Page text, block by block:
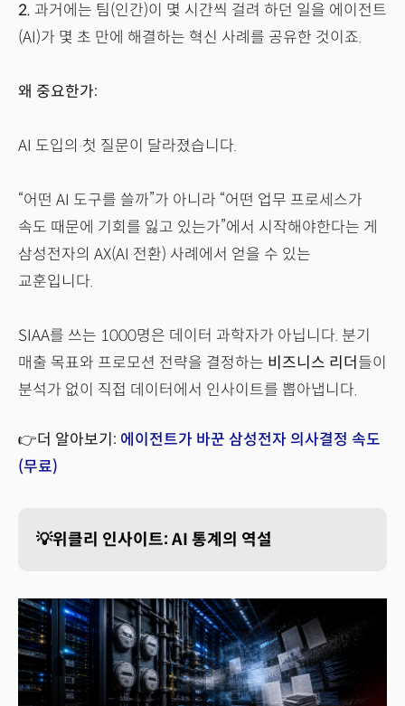
2. 과거에는 팀(인간)이 몇 시간씩 걸려 하던 일을 에이전트
(AI)가 몇 초 만에 해결하는 혁신 사례를 공유한 것이죠.
왜 중요한가:
AI 도입의 첫 질문이 달라졌습니다.
“어떤 AI 도구를 쓸까”가 아니라 “어떤 업무 프로세스가
속도 때문에 기회를 잃고 있는가”에서 시작해야한다는 게
삼성전자의 AX(AI 전환) 사례에서 얻을 수 있는
교훈입니다.
SIAA를 쓰는 1000명은 데이터 과학자가 아닙니다. 분기
매출 목표와 프로모션 전략을 결정하는 비즈니스 리더 들이
분석가 없이 직접 데이터에서 인사이트를 뽑아냅니다.
👉더 알아보기: 에이전트가 바꾼 삼성전자 의사결정 속도
(무료)
💡위클리 인사이트: AI 통계의 역설